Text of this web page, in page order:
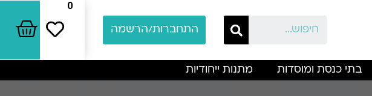
התחברות/הרשמה
0
בתי כנסת ומוסדות מתנות ייחודיות